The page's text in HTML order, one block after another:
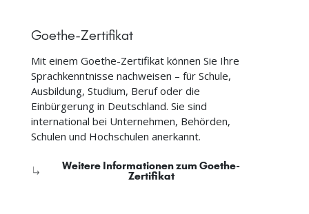
Goethe-Zertifikat
Mit einem Goethe-Zertifikat können Sie Ihre
Sprachkenntnisse nachweisen – für Schule,
Ausbildung, Studium, Beruf oder die
Einbürgerung in Deutschland. Sie sind
international bei Unternehmen, Behörden,
Schulen und Hochschulen anerkannt.
Weitere Informationen zum Goethe-
Zertifikat